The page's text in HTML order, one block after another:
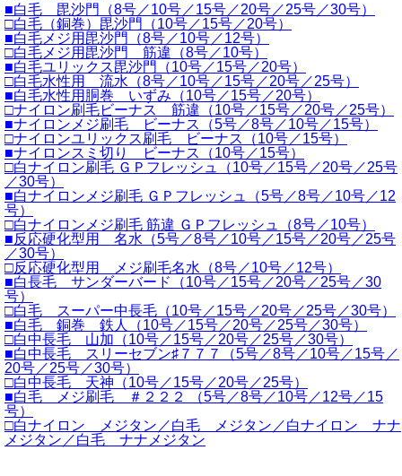
■白毛 毘沙門（8号／10号／15号／20号／25号／30号）
□白毛（銅巻）毘沙門（10号／15号／20号）
■白毛メジ用毘沙門（8号／10号／12号）
□白毛メジ用毘沙門 筋違（8号／10号）
■白毛ユリックス毘沙門（10号／15号／20号）
□白毛水性用 流水（8号／10号／15号／20号／25号）
■白毛水性用胴巻 いずみ（10号／15号／20号）
□ナイロン刷毛ビーナス 筋違（10号／15号／20号／25号）
■ナイロンメジ刷毛 ビーナス（5号／8号／10号／15号）
□ナイロンユリックス刷毛 ビーナス（10号／15号）
■ナイロンスミ切り ビーナス（10号／15号）
□白ナイロン刷毛 ＧＰフレッシュ（10号／15号／20号／25号
／30号）
■白ナイロンメジ刷毛 ＧＰフレッシュ（5号／8号／10号／12
号）
□白ナイロンメジ刷毛 筋違 ＧＰフレッシュ（8号／10号）
■反応硬化型用 名水（5号／8号／10号／15号／20号／25号
／30号）
□反応硬化型用 メジ刷毛名水（8号／10号／12号）
■白長毛 サンダーバード（10号／15号／20号／25号／30
号）
□白毛 スーパー中長毛（10号／15号／20号／25号／30号）
■白毛 銅巻 鉄人（10号／15号／20号／25号／30号）
□白中長毛 山加（10号／15号／20号／25号／30号）
■白中長毛 スリーセブン♯７７７（5号／8号／10号／15号／
20号／25号／30号）
□白中長毛 天神（10号／15号／20号／25号）
■白毛 メジ刷毛 ＃２２２ （5号／8号／10号／12号／15
号）
□白ナイロン メジタン／白毛 メジタン／白ナイロン ナナ
メジタン／白毛 ナナメジタン